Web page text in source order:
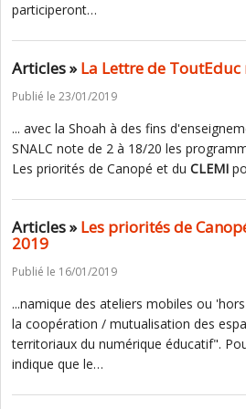
participeront…
Articles »La Lettre de ToutEduc
Publié le 23/01/2019
... avec la Shoah à des fins
SNALC note de 2 à 18/20 les
Les priorités de Canopé et du CLEMI
Articles »Les priorités de
2019
Publié le 16/01/2019
...namique des ateliers mobiles ou
la coopération / mutualisation des
territoriaux du numérique éducatif".
indique que le…